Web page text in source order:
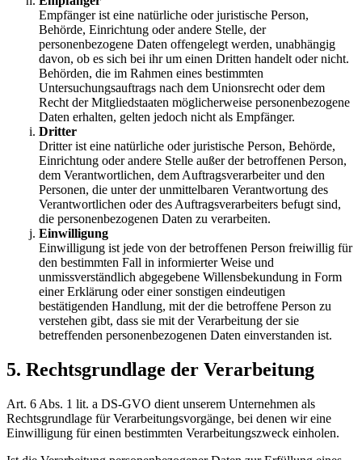
Empfänger ist eine natürliche oder juristische Person,
Behörde, Einrichtung oder andere Stelle, der
personenbezogene Daten offengelegt werden, unabhängig
davon, ob es sich bei ihr um einen Dritten handelt oder nicht.
Behörden, die im Rahmen eines bestimmten
Untersuchungsauftrags nach dem Unionsrecht oder dem
Recht der Mitgliedstaaten möglicherweise personenbezogene
Daten erhalten, gelten jedoch nicht als Empfänger.
Dritter
Dritter ist eine natürliche oder juristische Person, Behörde,
Einrichtung oder andere Stelle außer der betroffenen Person,
dem Verantwortlichen, dem Auftragsverarbeiter und den
Personen, die unter der unmittelbaren Verantwortung des
Verantwortlichen oder des Auftragsverarbeiters befugt sind,
die personenbezogenen Daten zu verarbeiten.
Einwilligung
Einwilligung ist jede von der betroffenen Person freiwillig für
den bestimmten Fall in informierter Weise und
unmissverständlich abgegebene Willensbekundung in Form
einer Erklärung oder einer sonstigen eindeutigen
bestätigenden Handlung, mit der die betroffene Person zu
verstehen gibt, dass sie mit der Verarbeitung der sie
betreffenden personenbezogenen Daten einverstanden ist.
5. Rechtsgrundlage der Verarbeitung
Art. 6 Abs. 1 lit. a DS-GVO dient unserem Unternehmen als
Rechtsgrundlage für Verarbeitungsvorgänge, bei denen wir eine
Einwilligung für einen bestimmten Verarbeitungszweck einholen.